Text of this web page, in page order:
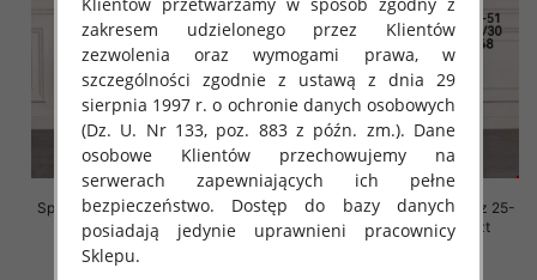
Spodnie damskie jeansy Roz 25-
30, 1 Kolor Paczka 12 szt
52.00 zł
Spodnie damskie jeansy Roz 25-
30, 1 Kolor Paczka 12 szt
zakresem udzielonego przez Klientów
zezwolenia oraz wymogami prawa, w
szczególności zgodnie z ustawą z dnia 29
sierpnia 1997 r. o ochronie danych osobowych
(Dz. U. Nr 133, poz. 883 z późn. zm.). Dane
osobowe Klientów przechowujemy na
serwerach zapewniających ich pełne
bezpieczeństwo. Dostęp do bazy danych
posiadają jedynie uprawnieni pracownicy
Sklepu.